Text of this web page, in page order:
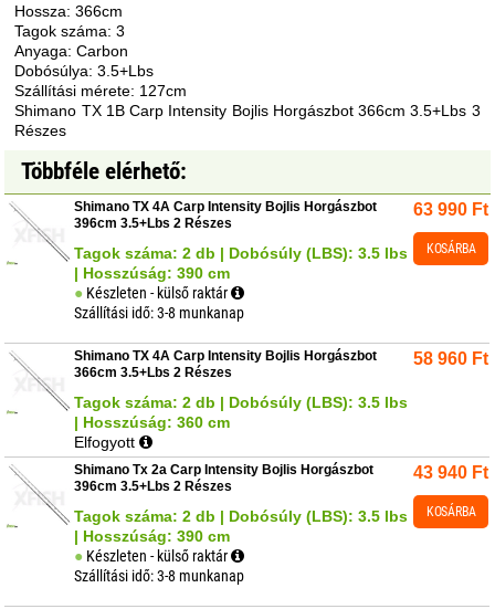
Hossza: 366cm
Tagok száma: 3
Anyaga: Carbon
Dobósúlya: 3.5+Lbs
Szállítási mérete: 127cm
Shimano TX 1B Carp Intensity Bojlis Horgászbot 366cm 3.5+Lbs 3
Részes
Többféle elérhető:
Shimano TX 4A Carp Intensity Bojlis Horgászbot
396cm 3.5+Lbs 2 Részes
Tagok száma: 2 db | Dobósúly (LBS): 3.5 lbs
| Hosszúság: 390 cm
Készleten - külső raktár
Szállítási idő: 3-8 munkanap
63 990 Ft
KOSÁRBA
Shimano TX 4A Carp Intensity Bojlis Horgászbot
366cm 3.5+Lbs 2 Részes
Tagok száma: 2 db | Dobósúly (LBS): 3.5 lbs
| Hosszúság: 360 cm
Elfogyott
58 960 Ft
Shimano Tx 2a Carp Intensity Bojlis Horgászbot
396cm 3.5+Lbs 2 Részes
Tagok száma: 2 db | Dobósúly (LBS): 3.5 lbs
| Hosszúság: 390 cm
Készleten - külső raktár
Szállítási idő: 3-8 munkanap
43 940 Ft
KOSÁRBA